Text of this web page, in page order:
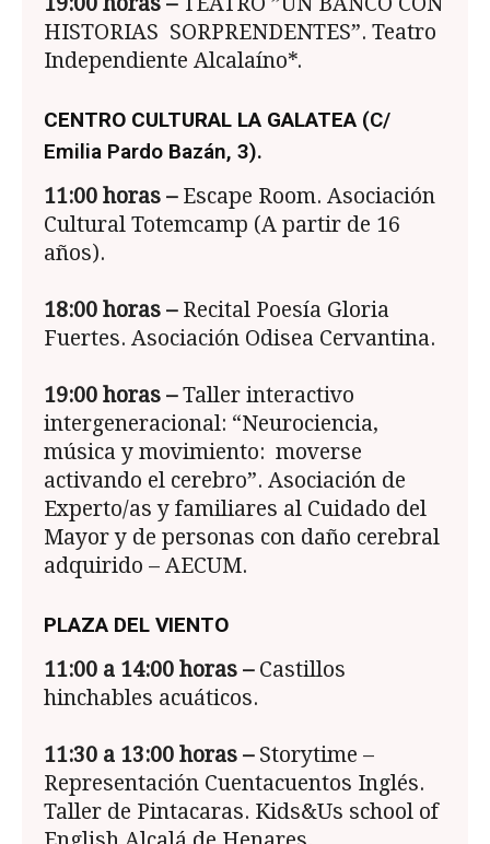
HISTORIAS SORPRENDENTES”. Teatro
Independiente Alcalaíno*.
CENTRO CULTURAL LA GALATEA (C/
Emilia Pardo Bazán, 3).
11:00 horas –Escape Room. Asociación
Cultural Totemcamp (A partir de 16
años).
18:00 horas –Recital Poesía Gloria
Fuertes. Asociación Odisea Cervantina.
19:00 horas –Taller interactivo
intergeneracional: “Neurociencia,
música y movimiento: moverse
activando el cerebro”. Asociación de
Experto/as y familiares al Cuidado del
Mayor y de personas con daño cerebral
adquirido – AECUM.
PLAZA DEL VIENTO
11:00 a 14:00 horas –Castillos
hinchables acuáticos.
11:30 a 13:00 horas –Storytime –
Representación Cuentacuentos Inglés.
Taller de Pintacaras. Kids&Us school of